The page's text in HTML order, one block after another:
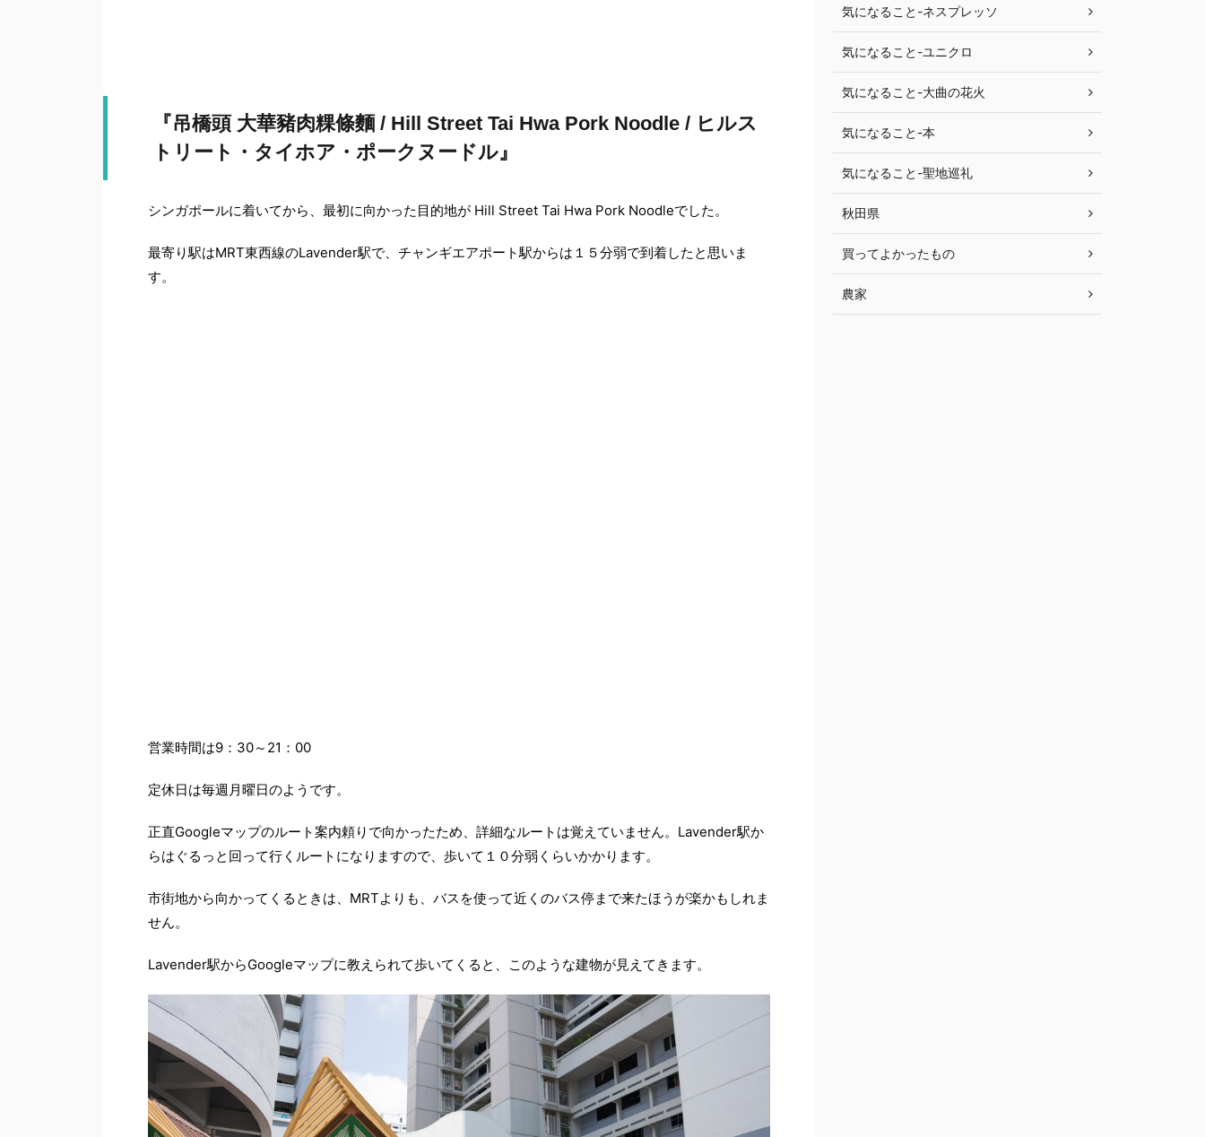
『吊橋頭 大華豬肉粿條麵 / Hill Street Tai Hwa Pork Noodle / ヒルス
トリート・タイホア・ポークヌードル』
シンガポールに着いてから、最初に向かった目的地が Hill Street Tai Hwa Pork Noodleでした。
最寄り駅はMRT東西線のLavender駅で、チャンギエアポート駅からは１５分弱で到着したと思いま
す。
営業時間は9：30～21：00
定休日は毎週月曜日のようです。
正直Googleマップのルート案内頼りで向かったため、詳細なルートは覚えていません。Lavender駅か
らはぐるっと回って行くルートになりますので、歩いて１０分弱くらいかかります。
市街地から向かってくるときは、MRTよりも、バスを使って近くのバス停まで来たほうが楽かもしれま
せん。
Lavender駅からGoogleマップに教えられて歩いてくると、このような建物が見えてきます。
気になること-ネスプレッソ
気になること-ユニクロ
気になること-大曲の花火
気になること-本
気になること-聖地巡礼
秋田県
買ってよかったもの
農家